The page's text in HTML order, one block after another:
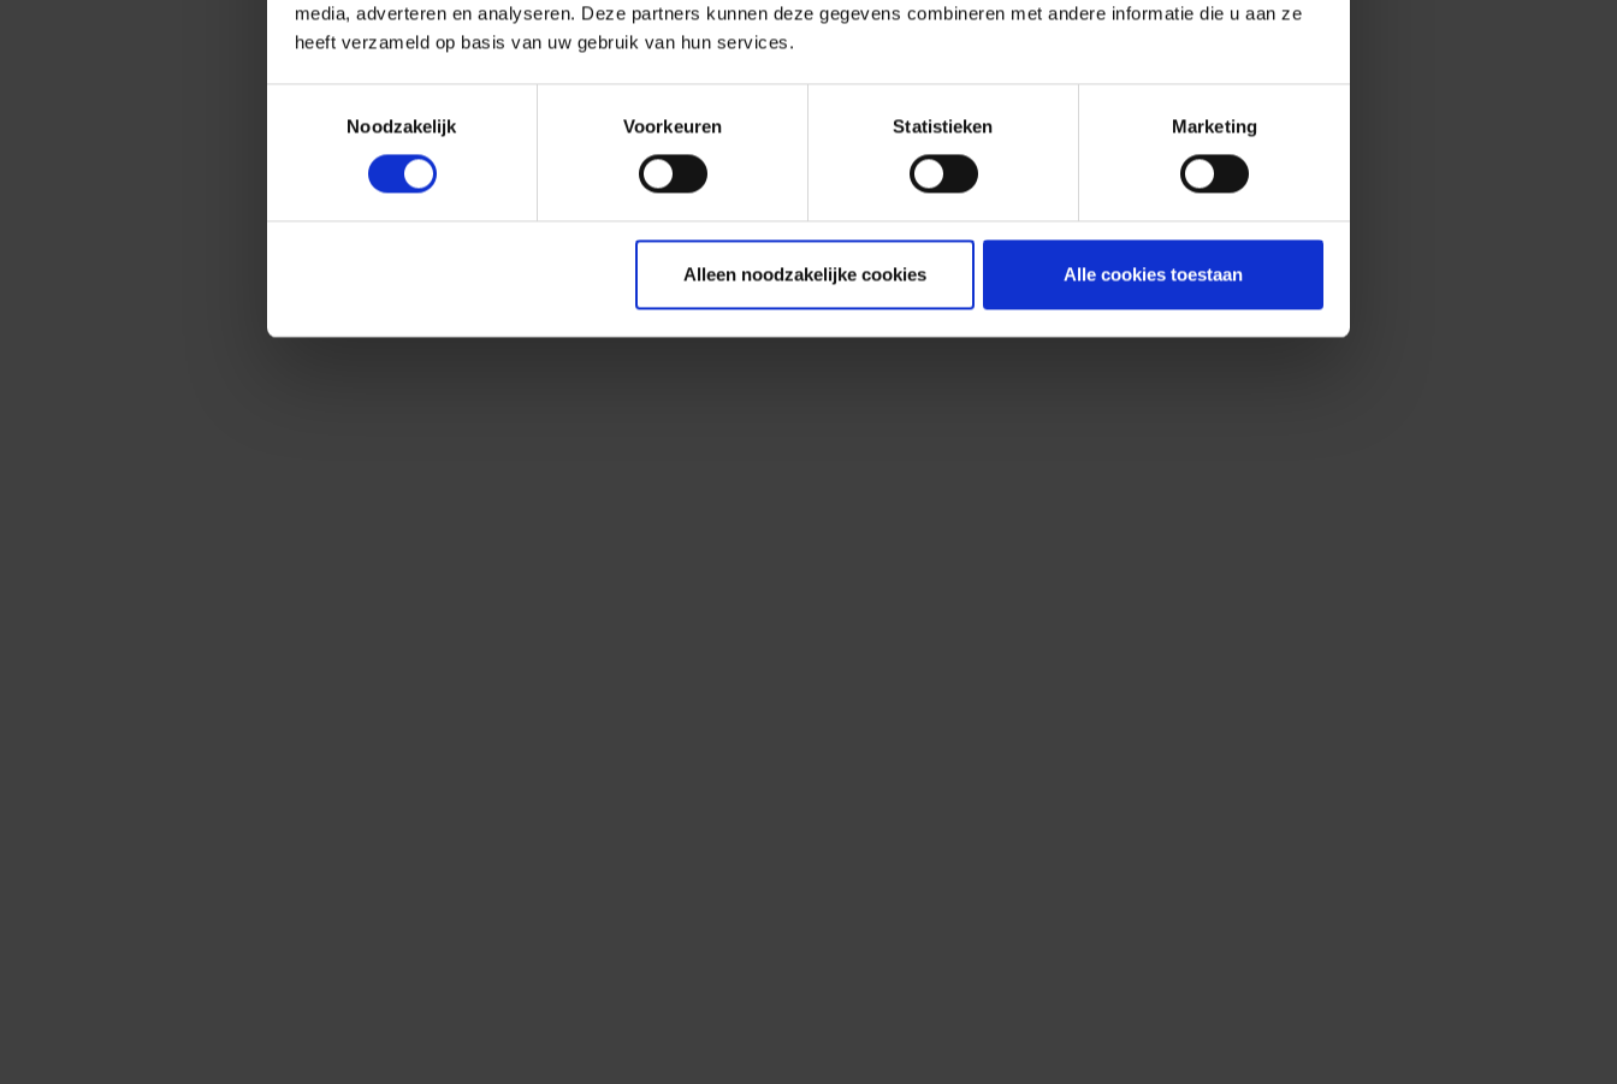
media, adverteren en analyseren. Deze partners kunnen deze gegevens combineren met andere informatie die u aan ze
heeft verzameld op basis van uw gebruik van hun services.
Noodzakelijk
Voorkeuren Statistieken Marketing
Alleen noodzakelijke cookies Alle cookies toestaan